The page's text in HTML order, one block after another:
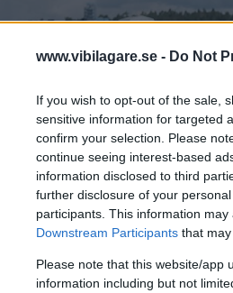
www.vibilagare.se - Do Not
If you wish to opt-out of the sale,
sensitive information for targeted
confirm your selection. Please
continue seeing interest-based
information disclosed to third
further disclosure of your
participants. This information
Downstream Participants that
Please note that this website/app
information including but not